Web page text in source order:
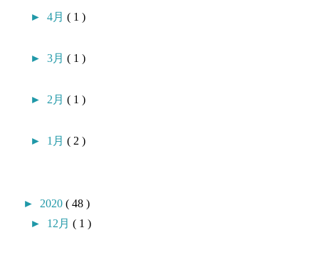
►4月( 1 )
►3月( 1 )
► 2月( 1 )
► 1月( 2 )
► 2020( 48 )
► 12月( 1 )